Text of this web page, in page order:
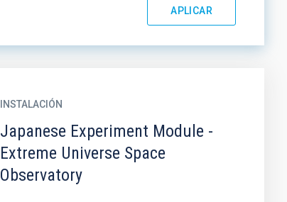
INSTALACIÓN
Japanese Experiment Module -
Extreme Universe Space
Observatory